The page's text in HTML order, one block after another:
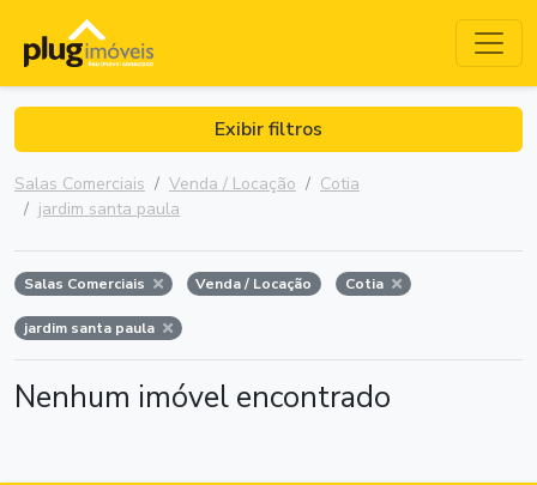
Exibir filtros
Salas Comerciais Venda / Locação
Cotia
jardim santa paula
Salas Comerciais Venda / Locação Cotia
jardim santa paula
Nenhum imóvel encontrado